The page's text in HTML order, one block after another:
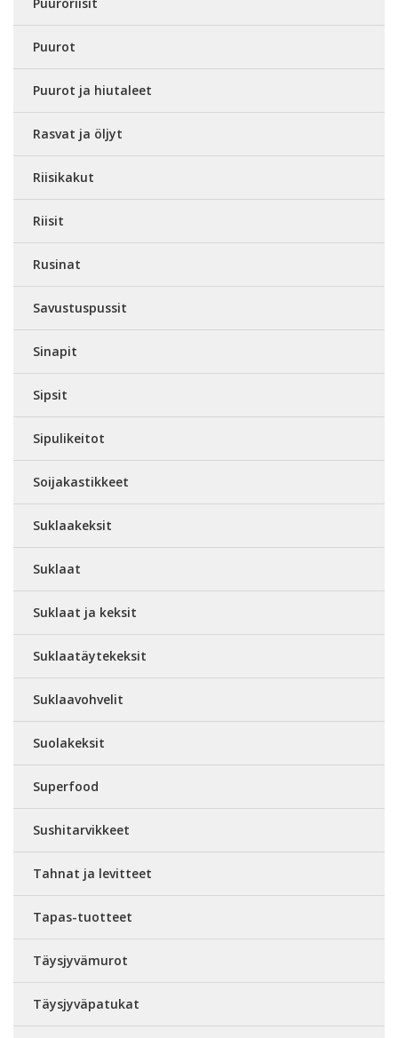
Puurot
Puurot ja hiutaleet
Rasvat ja öljyt
Riisikakut
Riisit
Rusinat
Savustuspussit
Sinapit
Sipsit
Sipulikeitot
Soijakastikkeet
Suklaakeksit
Suklaat
Suklaat ja keksit
Suklaatäytekeksit
Suklaavohvelit
Suolakeksit
Superfood
Sushitarvikkeet
Tahnat ja levitteet
Tapas-tuotteet
Täysjyvämurot
Täysjyväpatukat